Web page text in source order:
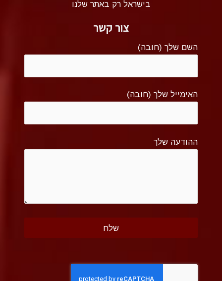
בישראל רק באתר שלנו
צור קשר
השם שלך (חובה)
האימייל שלך (חובה)
ההודעה שלך